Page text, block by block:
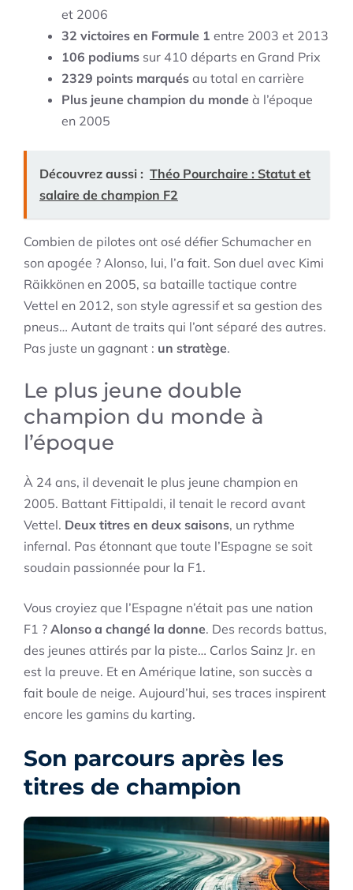
et 2006
32 victoires en Formule 1 entre 2003 et 2013
106 podiums sur 410 départs en Grand Prix
2329 points marqués au total en carrière
Plus jeune champion du monde à l’époque
en 2005
Découvrez aussi : Théo Pourchaire : Statut et
salaire de champion F2
Combien de pilotes ont osé défier Schumacher en
son apogée ? Alonso, lui, l’a fait. Son duel avec Kimi
Räikkönen en 2005, sa bataille tactique contre
Vettel en 2012, son style agressif et sa gestion des
pneus… Autant de traits qui l’ont séparé des autres.
Pas juste un gagnant : un stratège.
Le plus jeune double
champion du monde à
l’époque
À 24 ans, il devenait le plus jeune champion en
2005. Battant Fittipaldi, il tenait le record avant
Vettel. Deux titres en deux saisons, un rythme
infernal. Pas étonnant que toute l’Espagne se soit
soudain passionnée pour la F1.
Vous croyiez que l’Espagne n’était pas une nation
F1 ? Alonso a changé la donne. Des records battus,
des jeunes attirés par la piste… Carlos Sainz Jr. en
est la preuve. Et en Amérique latine, son succès a
fait boule de neige. Aujourd’hui, ses traces inspirent
encore les gamins du karting.
Son parcours après les
titres de champion